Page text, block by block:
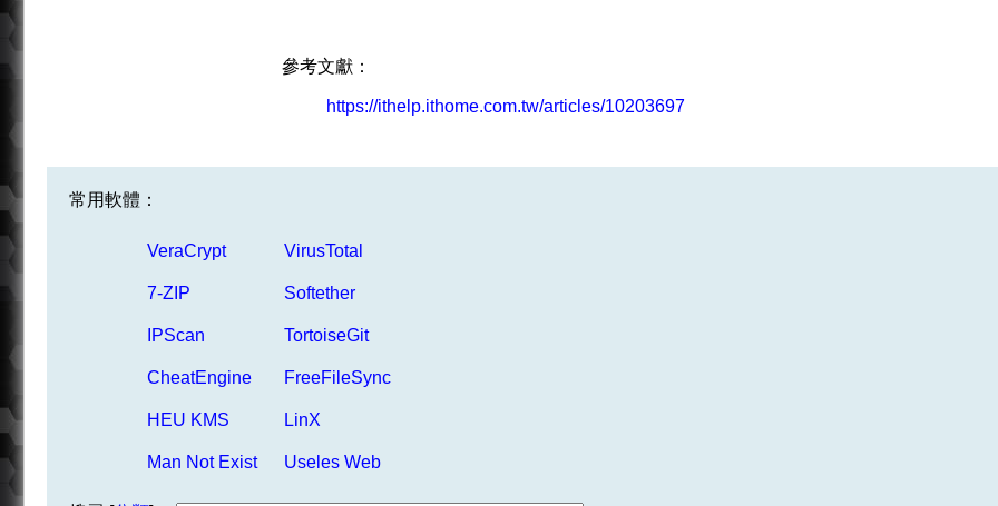
參考文獻：
https://ithelp.ithome.com.tw/articles/10203697
常用軟體：
VeraCrypt VirusTotal
7-ZIP Softether
IPScan TortoiseGit
CheatEngine FreeFileSync
HEU KMS LinX
Man Not Exist Useles Web